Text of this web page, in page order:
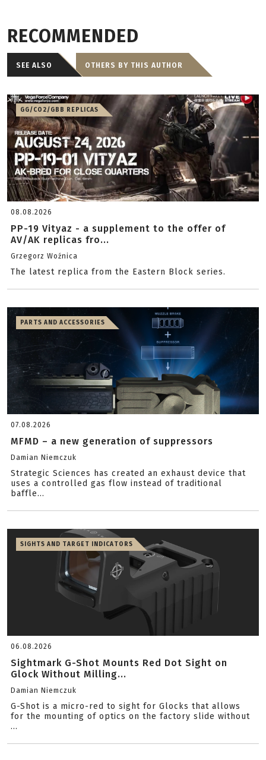
RECOMMENDED
SEE ALSO OTHERS BY THIS AUTHOR
GG/CO2/GBB REPLICAS
08.08.2026
PP-19 Vityaz - a supplement to the offer of
AV/AK replicas fro...
Grzegorz Woźnica
The latest replica from the Eastern Block series.
PARTS AND ACCESSORIES
07.08.2026
MFMD – a new generation of suppressors
Damian Niemczuk
Strategic Sciences has created an exhaust device that
uses a controlled gas flow instead of traditional
baffle...
SIGHTS AND TARGET INDICATORS
06.08.2026
Sightmark G-Shot Mounts Red Dot Sight on
Glock Without Milling...
Damian Niemczuk
G-Shot is a micro-red to sight for Glocks that allows
for the mounting of optics on the factory slide without
...